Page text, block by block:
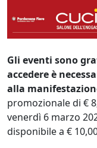
Gli eventi sono
accedere è
alla
promozionale di €
venerdì 6 marzo
disponibile a €